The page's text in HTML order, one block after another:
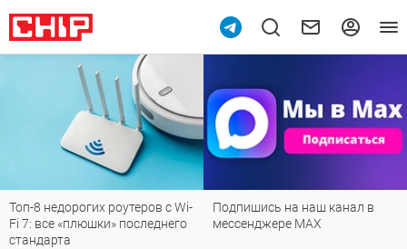
Топ-8 недорогих роутеров с Wi-
Fi 7: все «плюшки» последнего
стандарта
Подпишись на наш канал в
мессенджере МАХ